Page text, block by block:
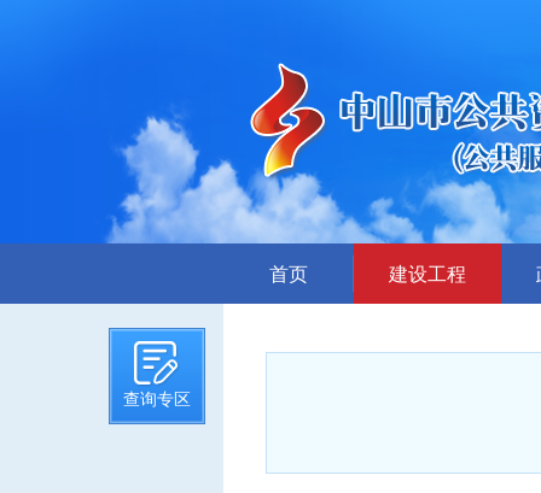
查询专区
首页 建设工程
招标文件提前公示
评标结果公示